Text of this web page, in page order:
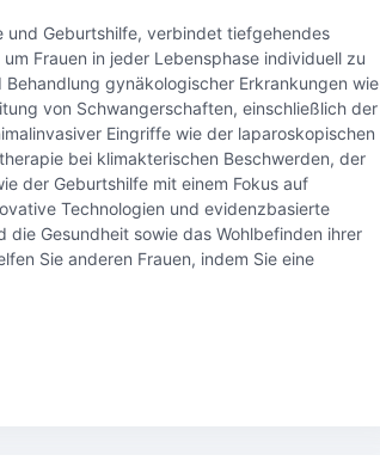
und Geburtshilfe, verbindet tiefgehendes
Frauen in jeder Lebensphase individuell zu
gynäkologischer Erkrankungen wie
von Schwangerschaften, einschließlich der
Eingriffe wie der laparoskopischen
bei klimakterischen Beschwerden, der
der Geburtshilfe mit einem Fokus auf
Technologien und evidenzbasierte
Gesundheit sowie das Wohlbefinden ihrer
Sie anderen Frauen, indem Sie eine